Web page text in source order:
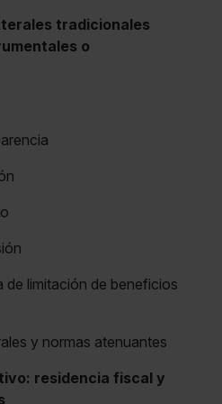
tradicionales
o
de limitación de beneficios
y normas atenuantes
residencia fiscal y